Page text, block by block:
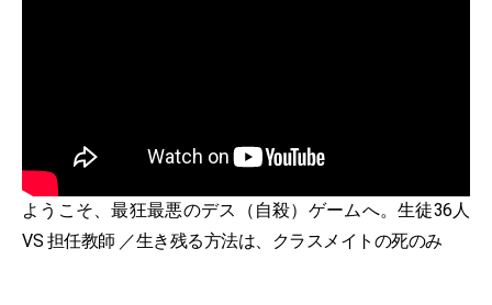
ようこそ、最狂最悪のデス（自殺）ゲームへ。生徒36人
VS 担任教師 ／生き残る方法は、クラスメイトの死のみ